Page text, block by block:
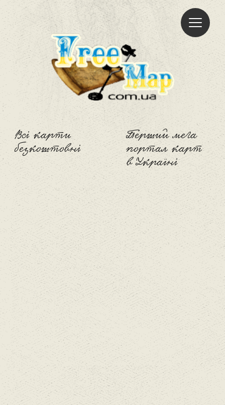
Всі карти
безкоштовні
Freemap
Перший мега
портал карт
в Україні